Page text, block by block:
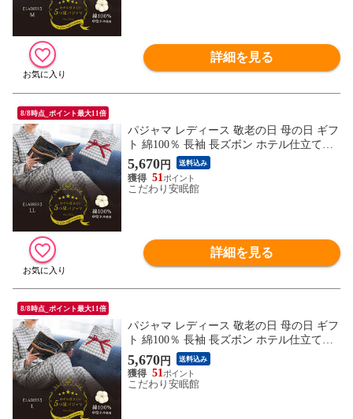
詳細を見る
8/8時点_ポイント最大11倍
パジャマ レディース 敬老の日 母の日 ギフ
ト 綿100％ 長袖 長ズボン ホテル仕立ての5
つ星パジャマ 衿付き 前ボタン全開 婦人
（グレー LLサイズ）【A-3036B0VGY-L
L】
5,670円 送料込み
51
こだわり安眠館
詳細を見る
8/8時点_ポイント最大11倍
パジャマ レディース 敬老の日 母の日 ギフ
ト 綿100％ 長袖 長ズボン ホテル仕立ての5
つ星パジャマ 衿付き 前ボタン全開 婦人
（グレー Lサイズ）【A-3036B0VGY-L】
5,670円 送料込み
51
こだわり安眠館